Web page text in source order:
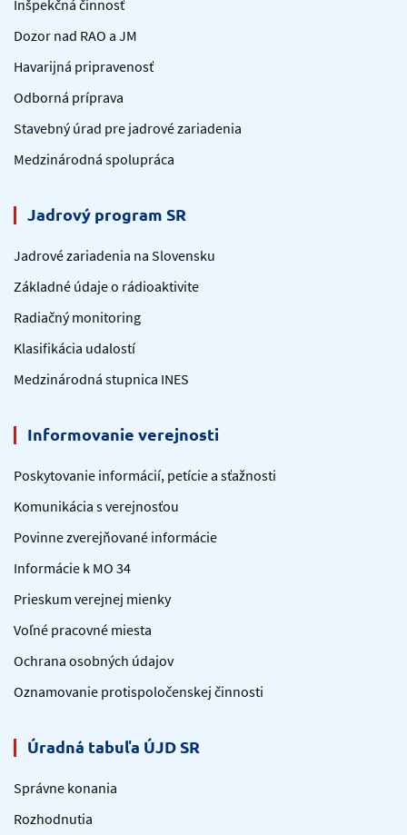
Inšpekčná činnosť
Dozor nad RAO a JM
Havarijná pripravenosť
Odborná príprava
Stavebný úrad pre jadrové zariadenia
Medzinárodná spolupráca
Jadrový program SR
Jadrové zariadenia na Slovensku
Základné údaje o rádioaktivite
Radiačný monitoring
Klasifikácia udalostí
Medzinárodná stupnica INES
Informovanie verejnosti
Poskytovanie informácií, petície a sťažnosti
Komunikácia s verejnosťou
Povinne zverejňované informácie
Informácie k MO 34
Prieskum verejnej mienky
Voľné pracovné miesta
Ochrana osobných údajov
Oznamovanie protispoločenskej činnosti
Úradná tabuľa ÚJD SR
Správne konania
Rozhodnutia